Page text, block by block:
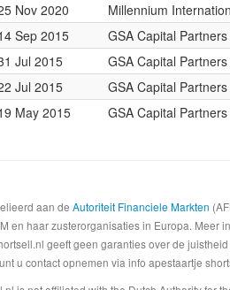
Nov 2020
Millennium
Sep 2015
GSA Capital Partners
Jul 2015
GSA Capital Partners
Jul 2015
GSA Capital Partners
May 2015
GSA Capital Partners
aan de Autoriteit Financiele Markten
en haar zusterorganisaties in Europa.
geeft geen garanties over de
u contact opnemen via info apestaartje